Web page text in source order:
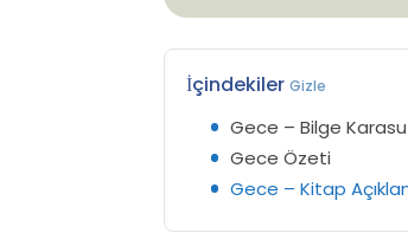
İçindekiler Gizle
Gece – Bilge Karasu
Gece Özeti
Gece – Kitap